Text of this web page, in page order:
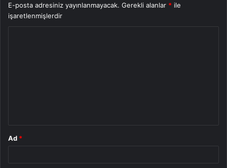
E-posta adresiniz yayınlanmayacak. Gerekli alanlar * ile
işaretlenmişlerdir
Ad *